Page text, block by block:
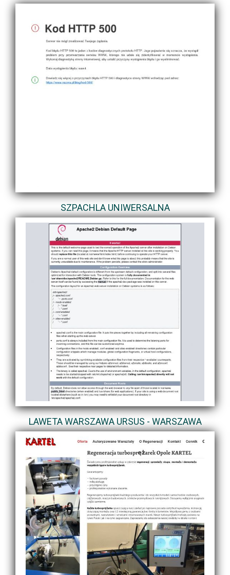
SZPACHLA UNIWERSALNA
LAWETA WARSZAWA URSUS - WARSZAWA